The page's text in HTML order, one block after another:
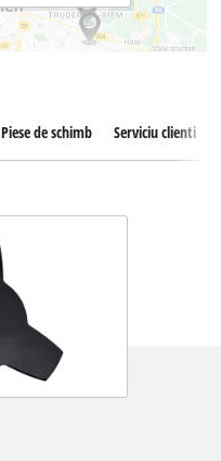
Piese de schimb Serviciu clienti